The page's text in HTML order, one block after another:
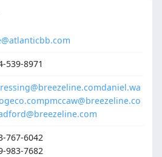
539-8971
daniel.wa
pmccaw@breezeline.co
767-6042
983-7682